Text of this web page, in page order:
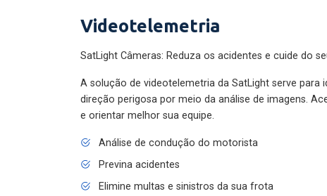
Videotelemetria
SatLight Câmeras: Reduza os acidentes e cuide do
A solução de videotelemetria da SatLight serve
direção perigosa por meio da análise de imagens.
e orientar melhor sua equipe.
Análise de condução do motorista
Previna acidentes
Elimine multas e sinistros da sua frota